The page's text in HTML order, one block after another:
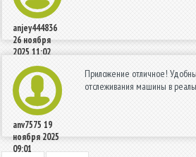
anjey444836
26 ноября
2025 11:02
anv7575 19
ноября 2025
09:01
Приложение отличное!
отслеживания машины в